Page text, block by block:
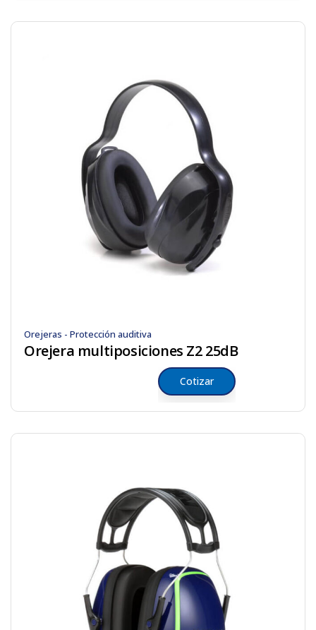
Orejeras - Protección auditiva
Orejera multiposiciones Z2 25dB
Cotizar